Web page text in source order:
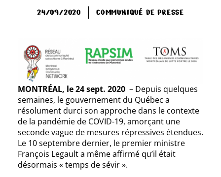
24/09/2020 COMMUNIQUÉ DE PRESSE
MONTRÉAL, le 24 sept. 2020– Depuis quelques
semaines, le gouvernement du Québec a
résolument durci son approche dans le contexte
de la pandémie de COVID-19, amorçant une
seconde vague de mesures répressives étendues.
Le 10 septembre dernier, le premier ministre
François Legault a même affirmé qu’il était
désormais « temps de sévir ».